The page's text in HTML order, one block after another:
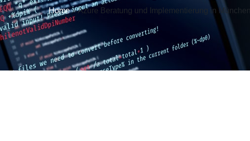
Home»Azure Beratung und Implementierung in München